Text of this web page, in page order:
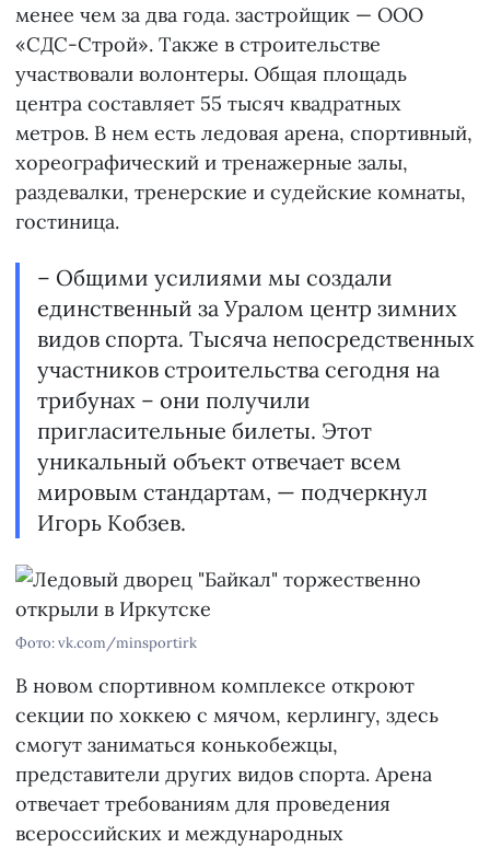
менее чем за два года. застройщик — ООО
«СДС-Строй». Также в строительстве
участвовали волонтеры. Общая площадь
центра составляет 55 тысяч квадратных
метров. В нем есть ледовая арена, спортивный,
хореографический и тренажерные залы,
раздевалки, тренерские и судейские комнаты,
гостиница.
– Общими усилиями мы создали
единственный за Уралом центр зимних
видов спорта. Тысяча непосредственных
участников строительства сегодня на
трибунах – они получили
пригласительные билеты. Этот
уникальный объект отвечает всем
мировым стандартам, — подчеркнул
Игорь Кобзев.
Фото: vk.com/minsportirk
В новом спортивном комплексе откроют
секции по хоккею с мячом, керлингу, здесь
смогут заниматься конькобежцы,
представители других видов спорта. Арена
отвечает требованиям для проведения
всероссийских и международных